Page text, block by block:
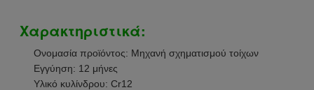
Χαρακτηριστικά:
Ονομασία προϊόντος: Μηχανή σχηματισμού τοίχων
Εγγύηση: 12 μήνες
Υλικό κυλίνδρου: Cr12